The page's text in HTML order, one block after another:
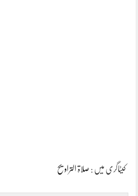
کیٹاگری میں : صلاۃ التراویح